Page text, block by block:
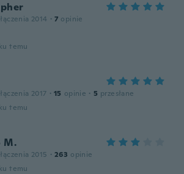
2014 · 7 opinie
temu
2017 · 15 opinie · 5 przesłane
temu
M.
2015 · 263 opinie
temu